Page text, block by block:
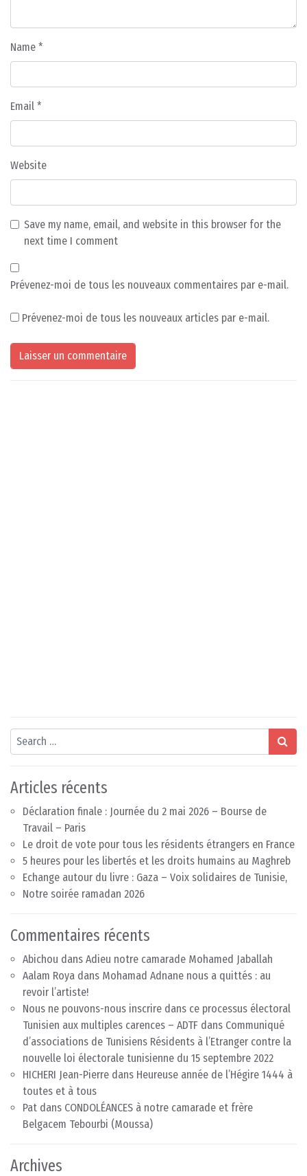
Name *
Email *
Website
Save my name, email, and website in this browser for the
next time I comment
Prévenez-moi de tous les nouveaux commentaires par e-mail.
Prévenez-moi de tous les nouveaux articles par e-mail.
Search
Articles récents
Déclaration finale : Journée du 2 mai 2026 – Bourse de
Travail – Paris
Le droit de vote pour tous les résidents étrangers en France
5 heures pour les libertés et les droits humains au Maghreb
Echange autour du livre : Gaza – Voix solidaires de Tunisie,
Notre soirée ramadan 2026
Commentaires récents
Abichou dans Adieu notre camarade Mohamed Jaballah
Aalam Roya dans Mohamad Adnane nous a quittés : au
revoir l’artiste!
Nous ne pouvons-nous inscrire dans ce processus électoral
Tunisien aux multiples carences – ADTF dans Communiqué
d’associations de Tunisiens Résidents à l’Etranger contre la
nouvelle loi électorale tunisienne du 15 septembre 2022
HICHERI Jean-Pierre dans Heureuse année de l’Hégire 1444 à
toutes et à tous
Pat dans CONDOLÉANCES à notre camarade et frère
Belgacem Tebourbi (Moussa)
Archives